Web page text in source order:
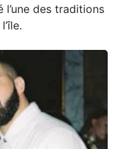
des traditions